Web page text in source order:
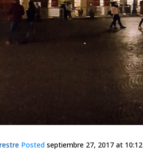
Posted septiembre 27, 2017 at 10:12